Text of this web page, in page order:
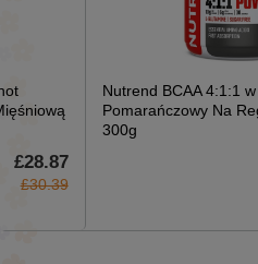
£28.87
£30.39
Nutrend BCAA 4:1:1
Pomarańczowy Na
300g